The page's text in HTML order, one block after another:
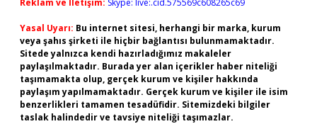
Reklam ve İletişim: Skype: live:.cid.575569c608265c69
Yasal Uyarı: Bu internet sitesi, herhangi bir marka, kurum
veya şahıs şirketi ile hiçbir bağlantısı bulunmamaktadır.
Sitede yalnızca kendi hazırladığımız makaleler
paylaşılmaktadır. Burada yer alan içerikler haber niteliği
taşımamakta olup, gerçek kurum ve kişiler hakkında
paylaşım yapılmamaktadır. Gerçek kurum ve kişiler ile isim
benzerlikleri tamamen tesadüfidir. Sitemizdeki bilgiler
taslak halindedir ve tavsiye niteliği taşımazlar.